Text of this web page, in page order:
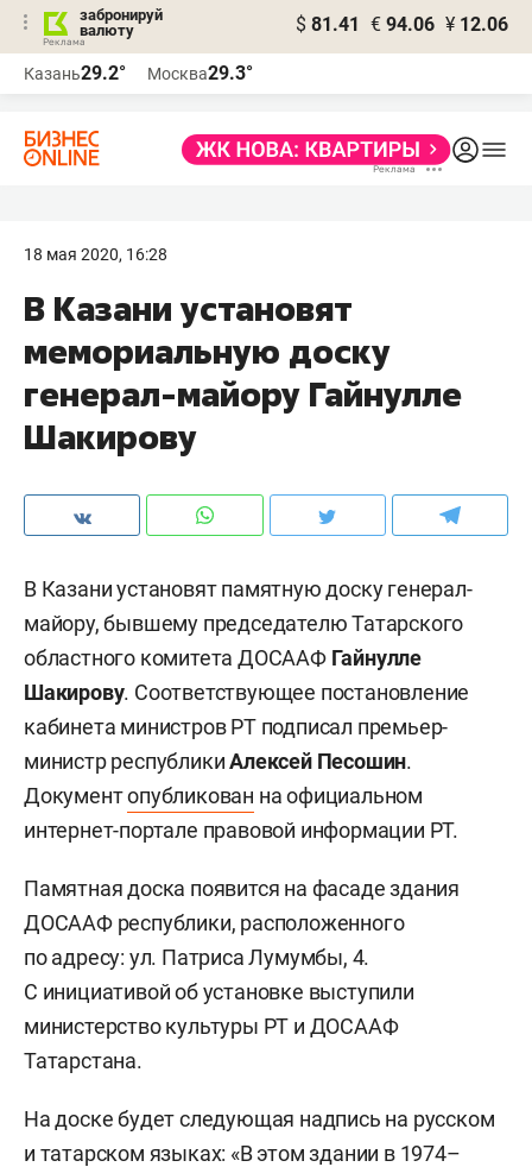
забронируй
валюту
$ 81.41 € 94.06 ¥ 12.06
Казань29.2° Москва29.3°
18 мая 2020, 16:28
​В Казани установят
мемориальную доску
генерал-майору Гайнулле
Шакирову
В Казани установят памятную доску генерал-
майору, бывшему председателю Татарского
областного комитета ДОСААФ Гайнулле
Шакирову. Соответствующее постановление
кабинета министров РТ подписал премьер-
министр республикиАлексей Песошин.
Документопубликован на официальном
интернет-портале правовой информации РТ.
Памятная доска появится на фасаде здания
ДОСААФ республики, расположенного
по адресу: ул. Патриса Лумумбы, 4.
С инициативой об установке выступили
министерство культуры РТ и ДОСААФ
Татарстана.
На доске будет следующая надпись на русском
и татарском языках: «В этом здании в 1974–